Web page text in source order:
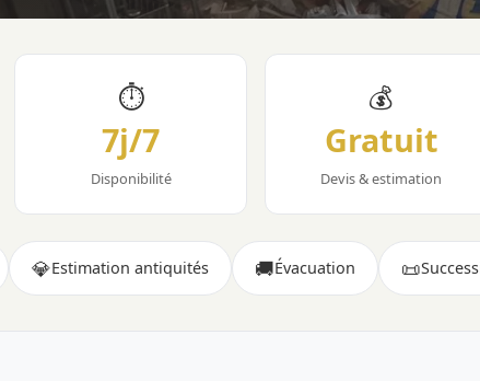
⏱
7j/7
Disponibilité
💰
Gratuit
Devis & estimation
💎Estimation antiquités 🚚Évacuation 📜